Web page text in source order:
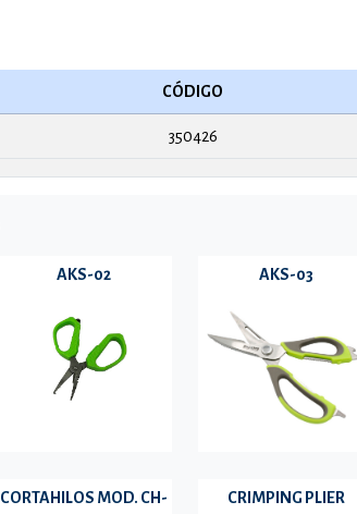
CÓDIGO
350426
AKS-02 AKS-03
CORTAHILOS MOD. CH-
CRIMPING PLIER